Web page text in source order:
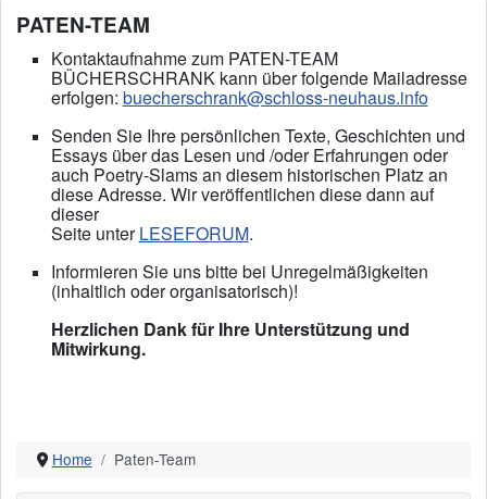
PATEN-TEAM
Kontaktaufnahme zum PATEN-TEAM
BÜCHERSCHRANK kann über folgende Mailadresse
erfolgen: buecherschrank@schloss-neuhaus.info
Senden Sie Ihre persönlichen Texte, Geschichten und
Essays über das Lesen und /oder Erfahrungen oder
auch Poetry-Slams an diesem historischen Platz an
diese Adresse. Wir veröffentlichen diese dann auf
dieser
Seite unterLESEFORUM.
Informieren Sie uns bitte bei Unregelmäßigkeiten
(inhaltlich oder organisatorisch)!
Herzlichen Dank für Ihre Unterstützung und
Mitwirkung.
Home Paten-Team